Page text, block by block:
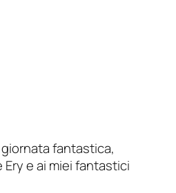
fantastica,
Ery e ai miei fantastici